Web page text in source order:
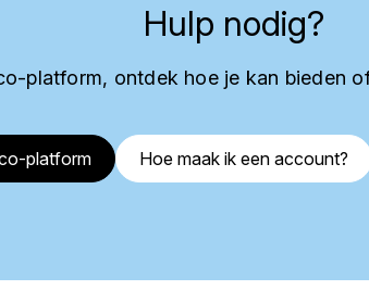
Hulp nodig?
platform, ontdek hoe je kan bieden
platform Hoe maak ik een account?